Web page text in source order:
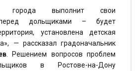
города выполнит свои
перед дольщиками – будет
установлена детская
— рассказал градоначальник
. Решением вопросов проблем
в Ростове-на-Дону